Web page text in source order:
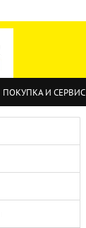
ПОКУПКА И СЕРВИС